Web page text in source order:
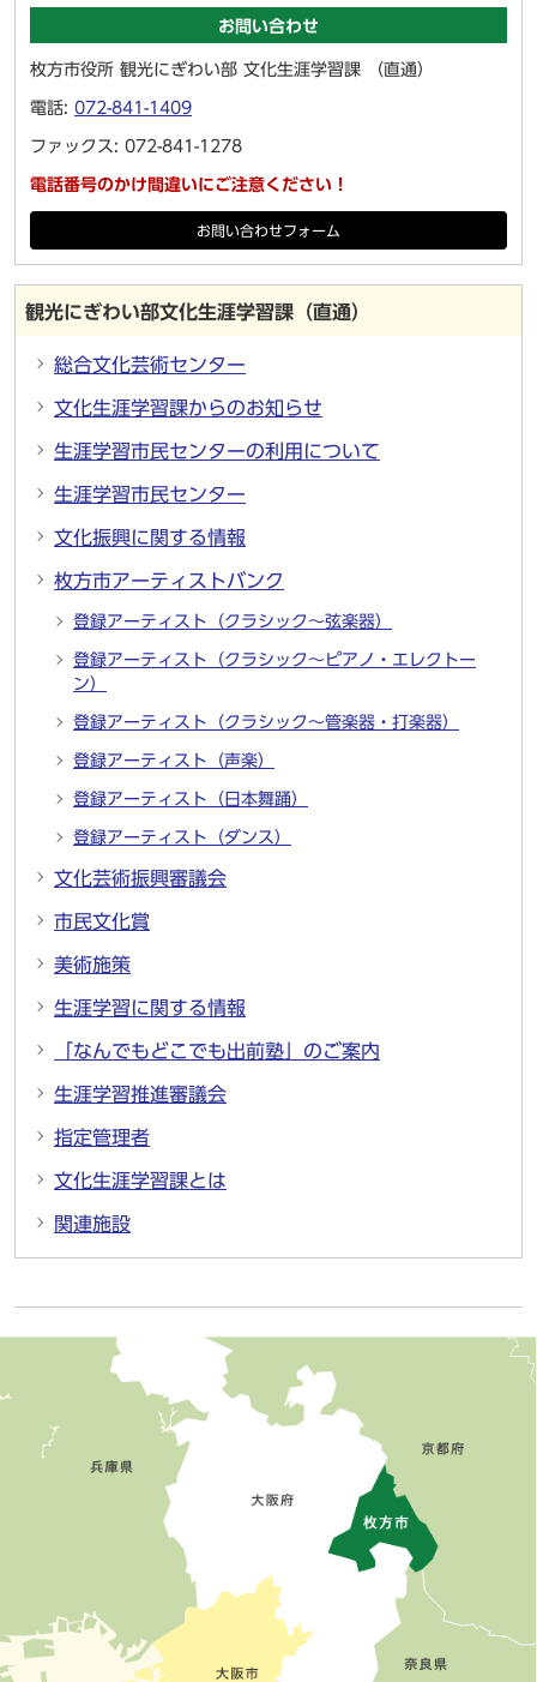
お問い合わせ
枚方市役所 観光にぎわい部 文化生涯学習課 （直通）
電話: 072-841-1409
ファックス: 072-841-1278
電話番号のかけ間違いにご注意ください！
お問い合わせフォーム
観光にぎわい部文化生涯学習課（直通）
総合文化芸術センター
文化生涯学習課からのお知らせ
生涯学習市民センターの利用について
生涯学習市民センター
文化振興に関する情報
枚方市アーティストバンク
登録アーティスト（クラシック～弦楽器）
登録アーティスト（クラシック～ピアノ・エレクトー
ン）
登録アーティスト（クラシック～管楽器・打楽器）
登録アーティスト（声楽）
登録アーティスト（日本舞踊）
登録アーティスト（ダンス）
文化芸術振興審議会
市民文化賞
美術施策
生涯学習に関する情報
「なんでもどこでも出前塾」のご案内
生涯学習推進審議会
指定管理者
文化生涯学習課とは
関連施設